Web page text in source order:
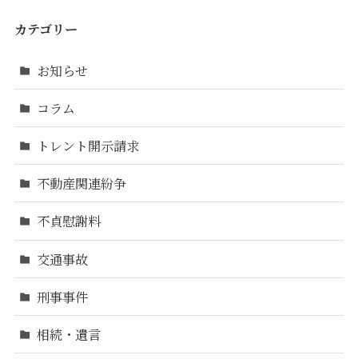
カテゴリー
お知らせ
コラム
トレント開示請求
不動産関連紛争
不貞慰謝料
交通事故
刑事事件
相続・遺言